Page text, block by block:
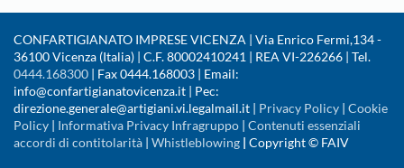
CONFARTIGIANATO IMPRESE VICENZA | Via Enrico Fermi,134 -
36100 Vicenza (Italia) | C.F. 80002410241 | REA VI-226266 | Tel.
0444.168300 | Fax 0444.168003 | Email:
info@confartigianatovicenza.it | Pec:
direzione.generale@artigiani.vi.legalmail.it | Privacy Policy | Cookie
Policy | Informativa Privacy Infragruppo | Contenuti essenziali
accordi di contitolarità | Whistleblowing | Copyright © FAIV